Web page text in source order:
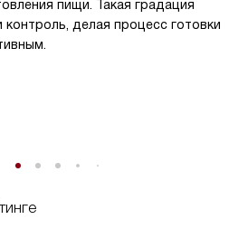
пищи. Такая градация
контроль, делая процесс готовки